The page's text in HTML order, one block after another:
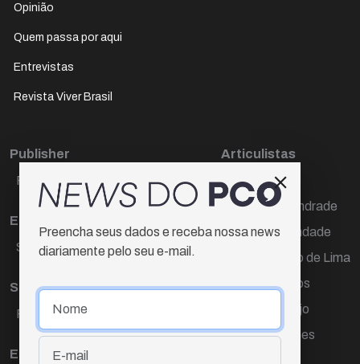
Opinião
Quem passa por aqui
Entrevistas
Revista Viver Brasil
Publisher
Paulo Cesar de Oliveira
Editora Chefe
Sueli Cotta
Sub-editora
Raquel Ayres
Equipe
Articulistas
Décio Freire
Dr Marcos Andrade
Hamilton Trindade
Igor Carvalho de Lima
Mario Campos
Renata Araújo
Wagner Gomes
Preencha seus dados e receba nossa news
diariamente pelo seu e-mail.